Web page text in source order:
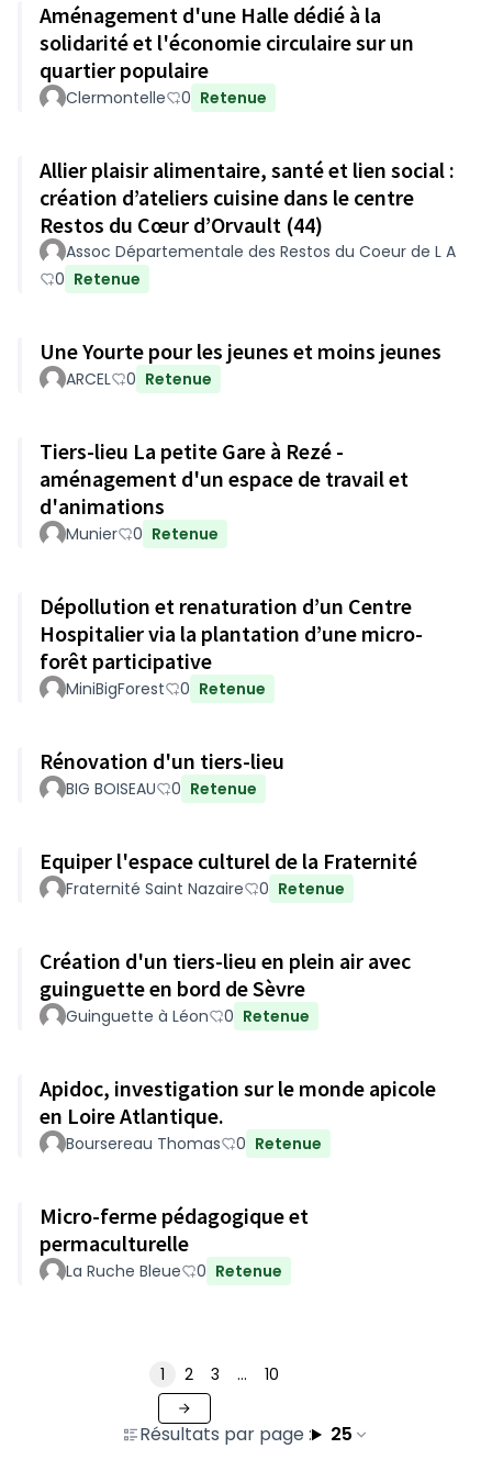
Aménagement d'une Halle dédié à la
solidarité et l'économie circulaire sur un
quartier populaire
Clermontelle 0 Retenue
Allier plaisir alimentaire, santé et lien social :
création d’ateliers cuisine dans le centre
Restos du Cœur d’Orvault (44)
Assoc Départementale des Restos du Coeur de L A
0 Retenue
Une Yourte pour les jeunes et moins jeunes
ARCEL 0 Retenue
Tiers-lieu La petite Gare à Rezé -
aménagement d'un espace de travail et
d'animations
Munier 0 Retenue
Dépollution et renaturation d’un Centre
Hospitalier via la plantation d’une micro-
forêt participative
MiniBigForest 0 Retenue
Rénovation d'un tiers-lieu
BIG BOISEAU 0 Retenue
Equiper l'espace culturel de la Fraternité
Fraternité Saint Nazaire 0 Retenue
Création d'un tiers-lieu en plein air avec
guinguette en bord de Sèvre
Guinguette à Léon 0 Retenue
Apidoc, investigation sur le monde apicole
en Loire Atlantique.
Boursereau Thomas 0 Retenue
Micro-ferme pédagogique et
permaculturelle
La Ruche Bleue 0 Retenue
Résultats par page : 25
1 2 3 … 10